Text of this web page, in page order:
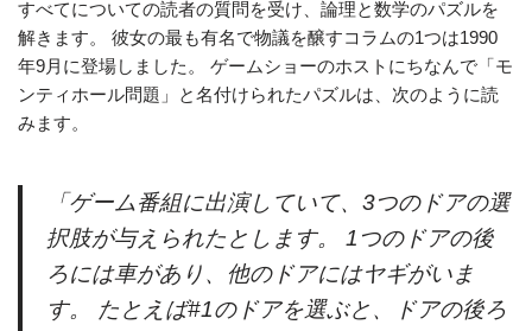
すべてについての読者の質問を受け、論理と数学のパズルを
解きます。 彼女の最も有名で物議を醸すコラムの1つは1990
年9月に登場しました。 ゲームショーのホストにちなんで「モ
ンティホール問題」と名付けられたパズルは、次のように読
みます。
「ゲーム番組に出演していて、3つのドアの選
択肢が与えられたとします。 1つのドアの後
ろには車があり、他のドアにはヤギがいま
す。 たとえば#1のドアを選ぶと、ドアの後ろ